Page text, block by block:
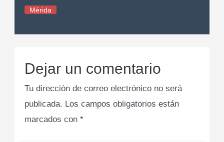
Mérida
Dejar un comentario
Tu dirección de correo electrónico no será
publicada. Los campos obligatorios están
marcados con*